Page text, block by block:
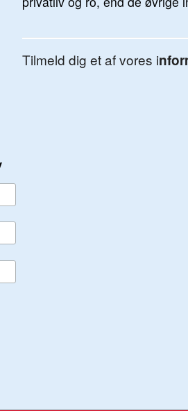
Tilmeld dig et af vores i